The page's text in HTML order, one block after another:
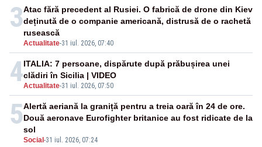
3
Actualitate-31 iul. 2026, 07:40
Atac fără precedent al Rusiei. O fabrică de drone din Kiev
deținută de o companie americană, distrusă de o rachetă
rusească
4Actualitate-31 iul. 2026, 07:50
ITALIA: 7 persoane, dispărute după prăbușirea unei
clădiri în Sicilia | VIDEO
5
Social -31 iul. 2026, 07:24
Alertă aeriană la graniță pentru a treia oară în 24 de ore.
Două aeronave Eurofighter britanice au fost ridicate de la
sol